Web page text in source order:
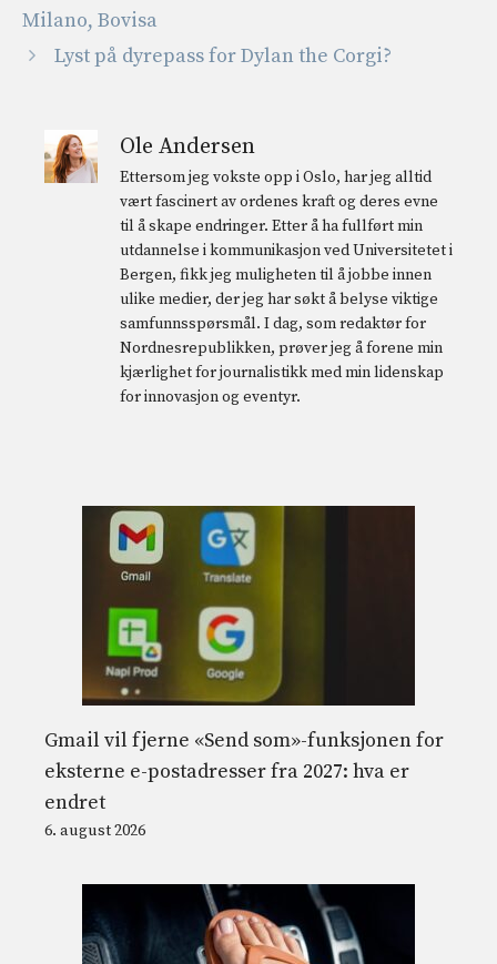
Milano, Bovisa
Lyst på dyrepass for Dylan the Corgi?
Ole Andersen
Ettersom jeg vokste opp i Oslo, har jeg alltid
vært fascinert av ordenes kraft og deres evne
til å skape endringer. Etter å ha fullført min
utdannelse i kommunikasjon ved Universitetet i
Bergen, fikk jeg muligheten til å jobbe innen
ulike medier, der jeg har søkt å belyse viktige
samfunnsspørsmål. I dag, som redaktør for
Nordnesrepublikken, prøver jeg å forene min
kjærlighet for journalistikk med min lidenskap
for innovasjon og eventyr.
Gmail vil fjerne «Send som»-funksjonen for
eksterne e-postadresser fra 2027: hva er
endret
6. august 2026